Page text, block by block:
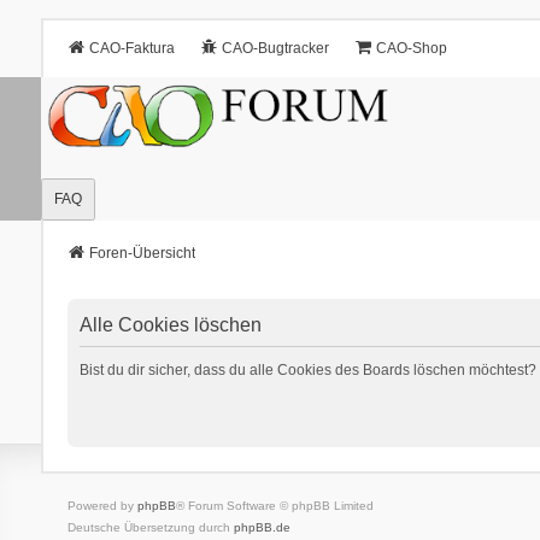
CAO-Faktura CAO-Bugtracker CAO-Shop
FAQ
Foren-Übersicht
Alle Cookies löschen
Bist du dir sicher, dass du alle Cookies des Boards löschen möchtest?
Powered by phpBB® Forum Software © phpBB Limited
Deutsche Übersetzung durch phpBB.de